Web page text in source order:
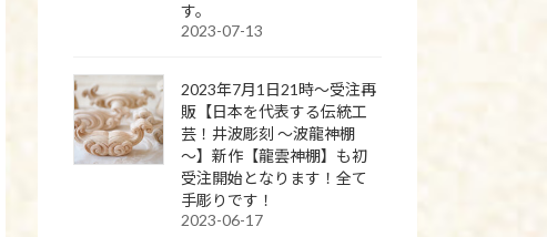
す。
2023-07-13
2023年7月1日21時～受注再
販【日本を代表する伝統工
芸！井波彫刻 ～波龍神棚
～】新作【龍雲神棚】も初
受注開始となります！全て
手彫りです！
2023-06-17